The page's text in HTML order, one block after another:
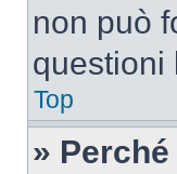
non può
questioni
Top
»